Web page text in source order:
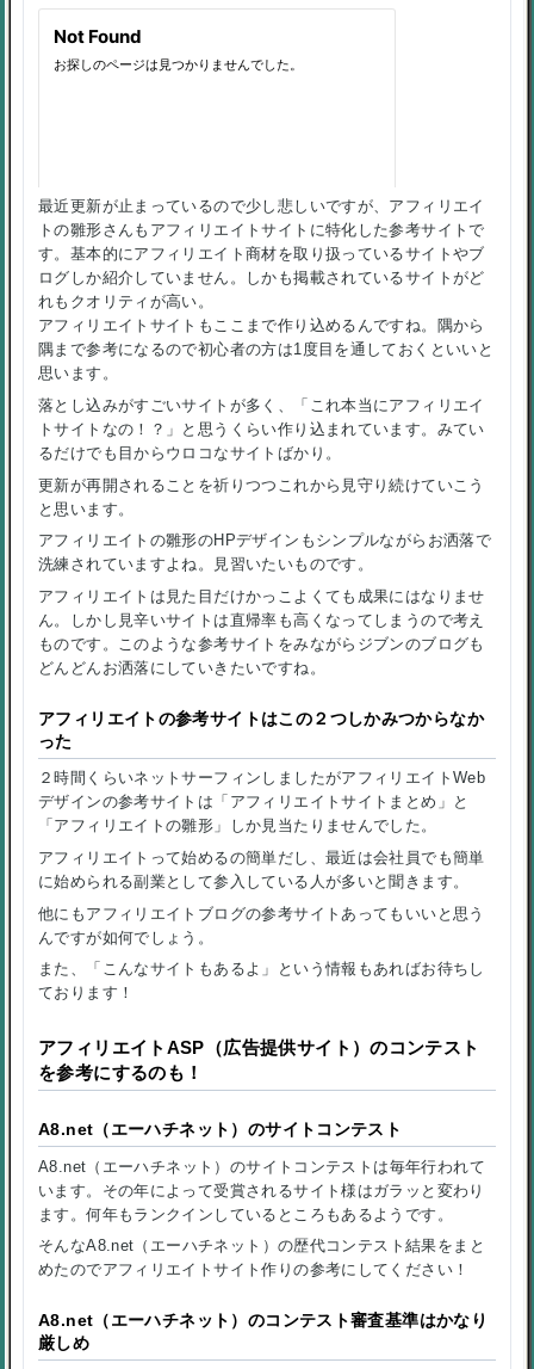
最近更新が止まっているので少し悲しいですが、アフィリエイ
トの雛形さんもアフィリエイトサイトに特化した参考サイトで
す。基本的にアフィリエイト商材を取り扱っているサイトやブ
ログしか紹介していません。しかも掲載されているサイトがど
れもクオリティが高い。
アフィリエイトサイトもここまで作り込めるんですね。隅から
隅まで参考になるので初心者の方は1度目を通しておくといいと
思います。
落とし込みがすごいサイトが多く、「これ本当にアフィリエイ
トサイトなの！？」と思うくらい作り込まれています。みてい
るだけでも目からウロコなサイトばかり。
更新が再開されることを祈りつつこれから見守り続けていこう
と思います。
アフィリエイトの雛形のHPデザインもシンプルながらお洒落で
洗練されていますよね。見習いたいものです。
アフィリエイトは見た目だけかっこよくても成果にはなりませ
ん。しかし見辛いサイトは直帰率も高くなってしまうので考え
ものです。このような参考サイトをみながらジブンのブログも
どんどんお洒落にしていきたいですね。
アフィリエイトの参考サイトはこの２つしかみつからなか
った
２時間くらいネットサーフィンしましたがアフィリエイトWeb
デザインの参考サイトは「アフィリエイトサイトまとめ」と
「アフィリエイトの雛形」しか見当たりませんでした。
アフィリエイトって始めるの簡単だし、最近は会社員でも簡単
に始められる副業として参入している人が多いと聞きます。
他にもアフィリエイトブログの参考サイトあってもいいと思う
んですが如何でしょう。
また、「こんなサイトもあるよ」という情報もあればお待ちし
ております！
アフィリエイトASP（広告提供サイト）のコンテスト
を参考にするのも！
A8.net（エーハチネット）のサイトコンテスト
A8.net（エーハチネット）のサイトコンテストは毎年行われて
います。その年によって受賞されるサイト様はガラッと変わり
ます。何年もランクインしているところもあるようです。
そんなA8.net（エーハチネット）の歴代コンテスト結果をまと
めたのでアフィリエイトサイト作りの参考にしてください！
A8.net（エーハチネット）のコンテスト審査基準はかなり
厳しめ